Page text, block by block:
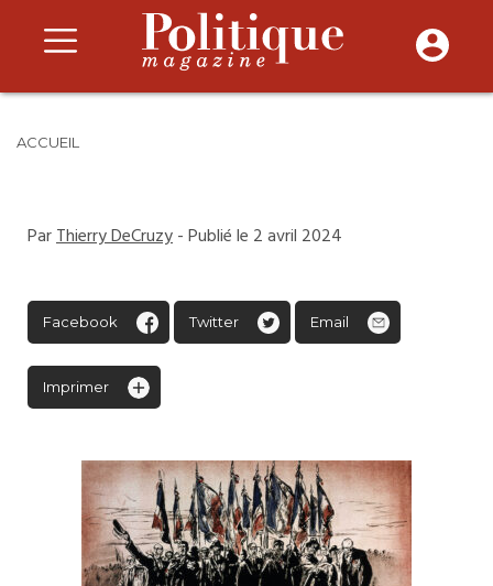
ACCUEIL
ParThierry DeCruzy- Publié le 2 avril 2024
Facebook Twitter Email
Imprimer